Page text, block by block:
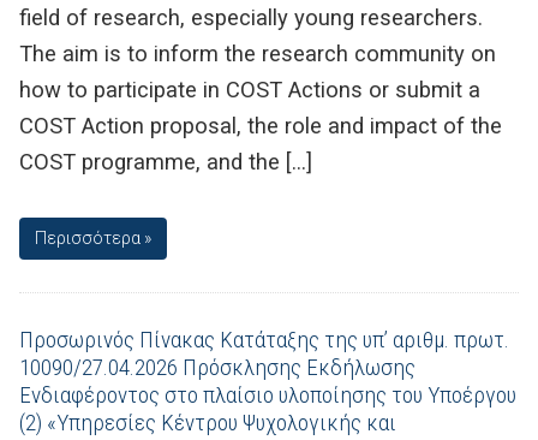
field of research, especially young researchers.
The aim is to inform the research community on
how to participate in COST Actions or submit a
COST Action proposal, the role and impact of the
COST programme, and the […]
Περισσότερα »
Προσωρινός Πίνακας Κατάταξης της υπ’ αριθμ. πρωτ.
10090/27.04.2026 Πρόσκλησης Εκδήλωσης
Ενδιαφέροντος στο πλαίσιο υλοποίησης του Υποέργου
(2) «Υπηρεσίες Κέντρου Ψυχολογικής και